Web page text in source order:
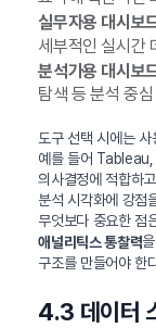
실무자용 대시보
세부적인 실시간
분석가용 대시보
탐색 등 분석 중
도구 선택 시에는
예를 들어 Tableau,
의사결정에 적합
분석 시각화에 강점
무엇보다 중요한 점
애널리틱스 통찰력
구조를 만들어야 한
4.3 데이터